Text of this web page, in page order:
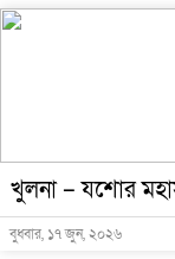
খুলনা – যশোর
বুধবার, ১৭ জুন, ২০২৬